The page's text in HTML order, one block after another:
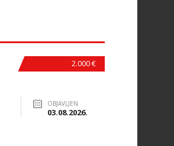
2.000 €
OBJAVLJEN
03.08.2026.